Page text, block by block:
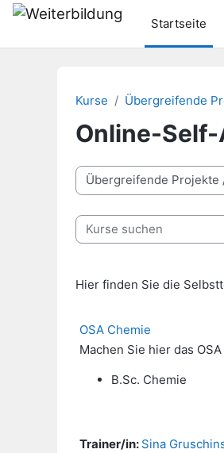
Zum Hauptinhalt
Startseite
Kurse Übergreifende
Online-
Kursbereiche
Kurse suchen
Hier finden Sie die
OSA Chemie
Machen Sie hier das
B.Sc. Chemie
Trainer/in: Sina